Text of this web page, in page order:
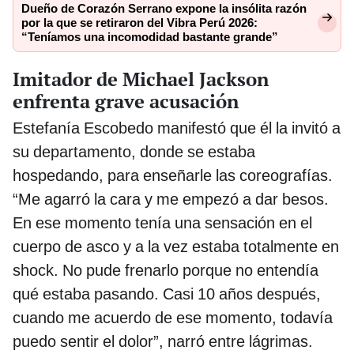
Dueño de Corazón Serrano expone la insólita razón
por la que se retiraron del Vibra Perú 2026:
“Teníamos una incomodidad bastante grande”
Imitador de Michael Jackson
enfrenta grave acusación
Estefanía Escobedo manifestó que él la invitó a
su departamento, donde se estaba
hospedando, para enseñarle las coreografías.
“Me agarró la cara y me empezó a dar besos.
En ese momento tenía una sensación en el
cuerpo de asco y a la vez estaba totalmente en
shock. No pude frenarlo porque no entendía
qué estaba pasando. Casi 10 años después,
cuando me acuerdo de ese momento, todavía
puedo sentir el dolor”, narró entre lágrimas.